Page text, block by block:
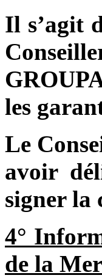
Il s’agit
les
Le
avoir
signer la
4°
de la Mer